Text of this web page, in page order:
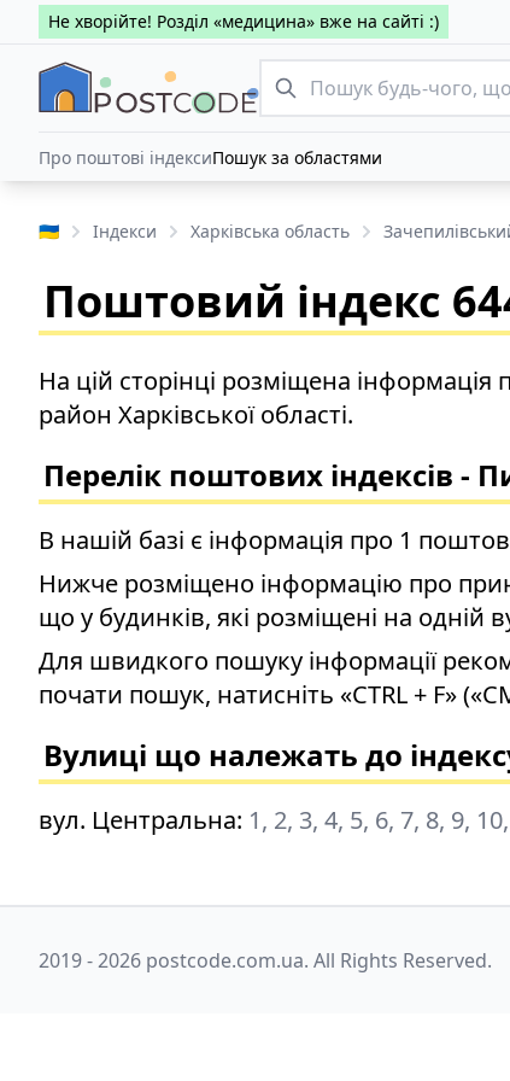
Не хворійте! Розділ «медицина» вже на сайті :)
Про поштові індексиПошук за областями
🇺🇦 Індекси Харківська область
Поштовий індекс
На цій сторінці розміщена
район Харківської області.
Перелік поштових індексів -
В нашій базі є інформація про 1
Нижче розміщено інформацію про
що у будинків, які розміщені на одній
Для швидкого пошуку інформації
почати пошук, натисніть «CTRL + F»
Вулиці що належать до
вул. Центральна: 1, 2, 3, 4, 5, 6, 7, 8, 9,
2019 - 2026 postcode.com.ua. All Rights Reserved.